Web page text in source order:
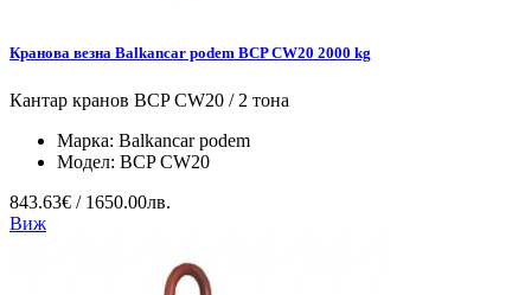
Кранова везна Balkancar podem BCP CW20 2000 kg
Кантар кранов BCP CW20 / 2 тона
Марка: Balkancar podem
Модел: BCP CW20
843.63€ / 1650.00лв.
Виж